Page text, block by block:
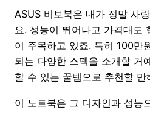
ASUS 비보북은 내가 정말 사
요. 성능이 뛰어나고 가격대도
이 주목하고 있죠. 특히 100만
되는 다양한 스펙을 소개할 거
할 수 있는 꿀템으로 추천할 만
이 노트북은 그 디자인과 성능